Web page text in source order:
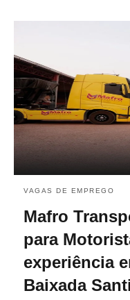
VAGAS DE EMPREGO
Mafro
para
experiência
Baixada